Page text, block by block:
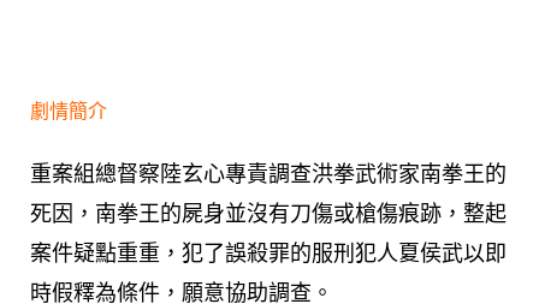
劇情簡介
重案組總督察陸玄心專責調查洪拳武術家南拳王的
死因，南拳王的屍身並沒有刀傷或槍傷痕跡，整起
案件疑點重重，犯了誤殺罪的服刑犯人夏侯武以即
時假釋為條件，願意協助調查。